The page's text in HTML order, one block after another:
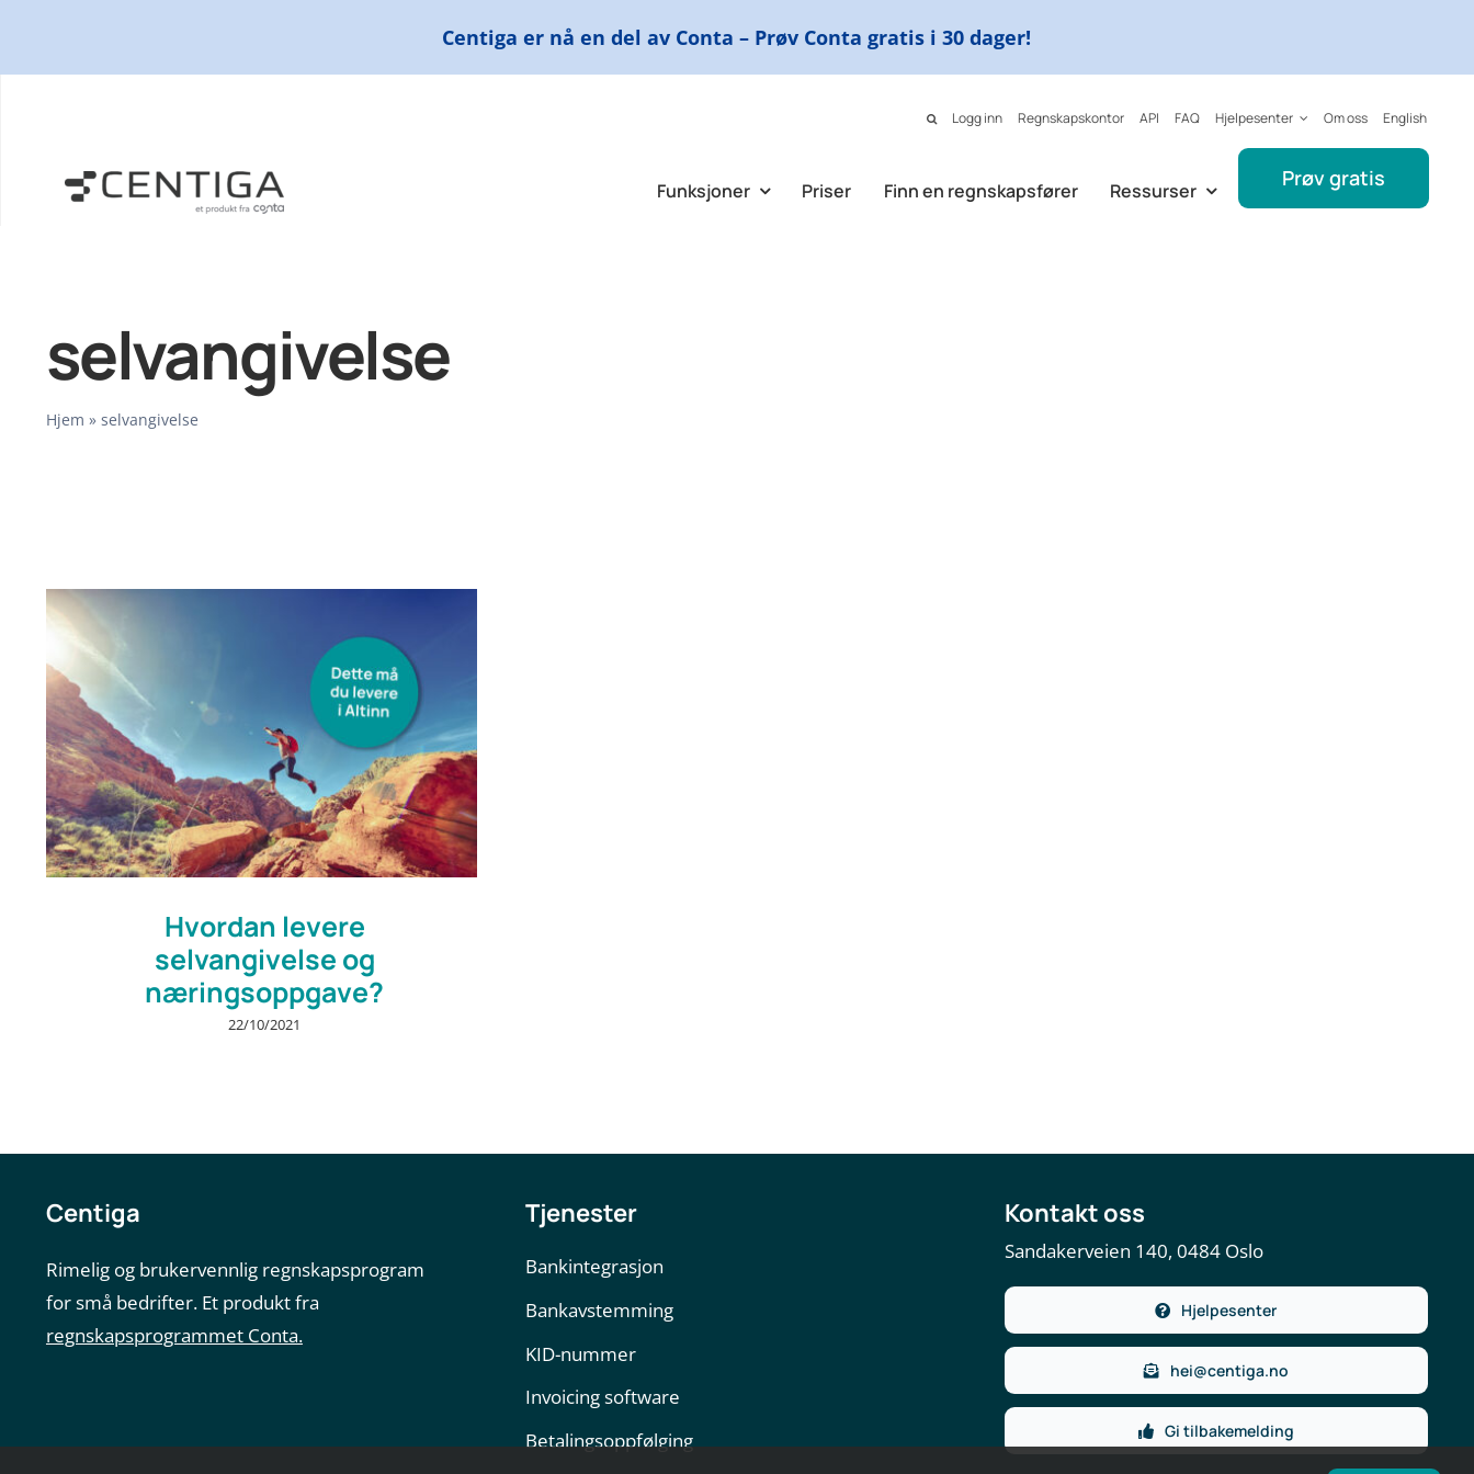
Centiga er nå en del av Conta – Prøv Conta gratis i 30 dager!
Logg inn Regnskapskontor API FAQ Hjelpesenter Om oss English
Funksjoner Priser Finn en regnskapsfører Ressurser Prøv gratis
selvangivelse
Hjem » selvangivelse
Hvordan levere
selvangivelse og
næringsoppgave?
22/10/2021
Centiga
Rimelig og brukervennlig regnskapsprogram
for små bedrifter. Et produkt fra
regnskapsprogrammet Conta.
Tjenester
Bankintegrasjon
Bankavstemming
KID-nummer
Invoicing software
Betalingsoppfølging
Kontakt oss
Sandakerveien 140, 0484 Oslo
Hjelpesenter
hei@centiga.no
Gi tilbakemelding